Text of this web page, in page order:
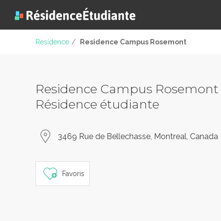
Residence / Residence Campus Rosemont
Residence Campus Rosemont
Résidence étudiante
3469 Rue de Bellechasse, Montreal, Canada
Favoris